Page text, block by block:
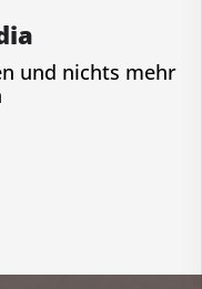
und nichts mehr